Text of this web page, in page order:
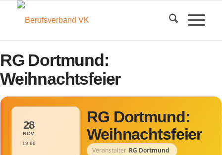
RG Dortmund:
Weihnachtsfeier
28
NOV
19:00
RG Dortmund:
Weihnachtsfeier
Veranstalter RG Dortmund